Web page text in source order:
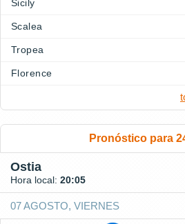
Sicily
Scalea
Tropea
Florence
Pronóstico para
Ostia
Hora local: 20:05
07 AGOSTO, VIERNES